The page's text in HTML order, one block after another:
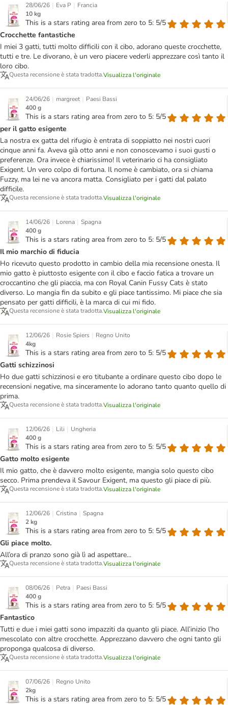
28/06/26 | Eva P | Francia
10 kg
This is a stars rating area from zero to 5: 5/5
Crocchette fantastiche
I miei 3 gatti, tutti molto difficili con il cibo, adorano queste crocchette,
tutti e tre. Le divorano, è un vero piacere vederli apprezzare così tanto il
loro cibo.
Questa recensione è stata tradotta.Visualizza l'originale
24/06/26 | margreet | Paesi Bassi
400 g
This is a stars rating area from zero to 5: 5/5
per il gatto esigente
La nostra ex gatta del rifugio è entrata di soppiatto nei nostri cuori
cinque anni fa. Aveva già otto anni e non conoscevamo i suoi gusti o
preferenze. Ora invece è chiarissimo! Il veterinario ci ha consigliato
Exigent. Un vero colpo di fortuna. Il nome è cambiato, ora si chiama
Fuzzy, ma lei ne va ancora matta. Consigliato per i gatti dal palato
difficile.
Questa recensione è stata tradotta.Visualizza l'originale
14/06/26 | Lorena | Spagna
400 g
This is a stars rating area from zero to 5: 5/5
Il mio marchio di fiducia
Ho ricevuto questo prodotto in cambio della mia recensione onesta. Il
mio gatto è piuttosto esigente con il cibo e faccio fatica a trovare un
croccantino che gli piaccia, ma con Royal Canin Fussy Cats è stato
diverso. Lo mangia fin da subito e gli piace tantissimo. Mi piace che sia
pensato per gatti difficili, è la marca di cui mi fido.
Questa recensione è stata tradotta.Visualizza l'originale
12/06/26 | Rosie Spiers | Regno Unito
4kg
This is a stars rating area from zero to 5: 5/5
Gatti schizzinosi
Ho due gatti schizzinosi e ero titubante a ordinare questo cibo dopo le
recensioni negative, ma sinceramente lo adorano tanto quanto quello di
prima.
Questa recensione è stata tradotta.Visualizza l'originale
12/06/26 | Lili | Ungheria
400 g
This is a stars rating area from zero to 5: 5/5
Gatto molto esigente
Il mio gatto, che è davvero molto esigente, mangia solo questo cibo
secco. Prima prendeva il Savour Exigent, ma questo gli piace di più.
Questa recensione è stata tradotta.Visualizza l'originale
12/06/26 | Cristina | Spagna
2 kg
This is a stars rating area from zero to 5: 5/5
Gli piace molto.
All’ora di pranzo sono già lì ad aspettare...
Questa recensione è stata tradotta.Visualizza l'originale
08/06/26 | Petra | Paesi Bassi
400 g
This is a stars rating area from zero to 5: 5/5
Fantastico
Tutti e due i miei gatti sono impazziti da quanto gli piace. All’inizio l’ho
mescolato con altre crocchette. Apprezzano davvero che ogni tanto gli
proponga qualcosa di diverso.
Questa recensione è stata tradotta.Visualizza l'originale
07/06/26 | Regno Unito
2kg
This is a stars rating area from zero to 5: 5/5